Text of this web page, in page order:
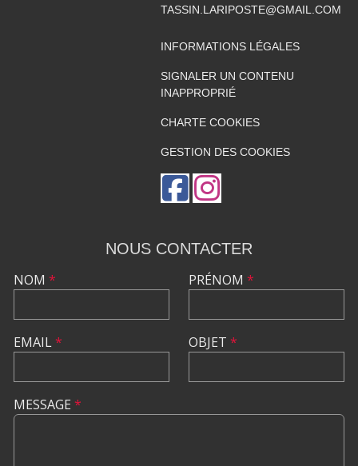
TASSIN.LARIPOSTE@GMAIL.COM
INFORMATIONS LÉGALES
SIGNALER UN CONTENU
INAPPROPRIÉ
CHARTE COOKIES
GESTION DES COOKIES
NOUS CONTACTER
NOM *
EMAIL*
PRÉNOM *
OBJET *
MESSAGE *